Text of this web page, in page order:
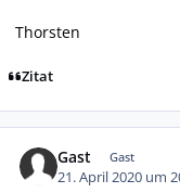
Thorsten
Zitat
Gast Gast
21. April 2020 um